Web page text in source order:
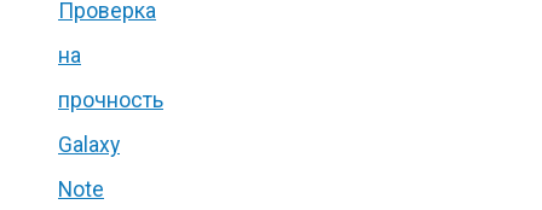
Проверка
на
прочность
Galaxy
Note